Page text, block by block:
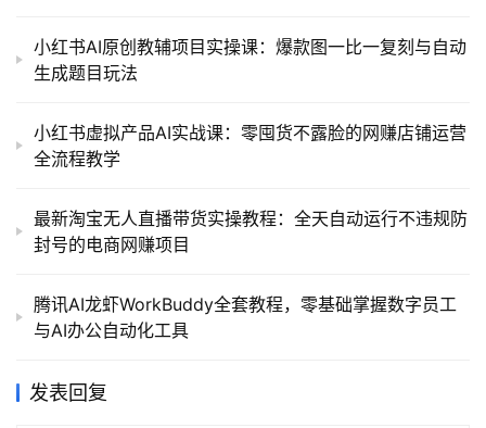
小红书AI原创教辅项目实操课：爆款图一比一复刻与自动
生成题目玩法
小红书虚拟产品AI实战课：零囤货不露脸的网赚店铺运营
全流程教学
最新淘宝无人直播带货实操教程：全天自动运行不违规防
封号的电商网赚项目
腾讯AI龙虾WorkBuddy全套教程，零基础掌握数字员工
与AI办公自动化工具
发表回复